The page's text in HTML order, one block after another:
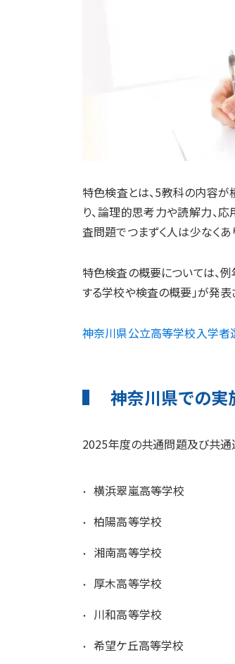
特色検査とは、5教科の内容
り、論理的思考力や読解力、
査問題でつまずく人は少なくあ
特色検査の概要については、
する学校や検査の概要」が発表
神奈川県公立高等学校入学者
神奈川県での
2025年度の共通問題及び共通
横浜翠嵐高等学校
柏陽高等学校
湘南高等学校
厚木高等学校
川和高等学校
希望ケ丘高等学校